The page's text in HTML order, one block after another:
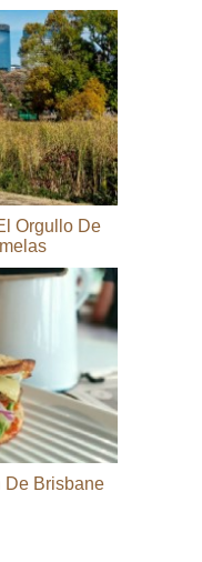
Orgullo De
De Brisbane